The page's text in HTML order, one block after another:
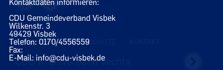
IMPRESSUM DATENSCHUTZ
CDU Kreisverband Vechta
Kontaktdaten informieren:
CDU Gemeindeverband Visbek
Wilkenstr. 3
49429 Visbek
Telefon: 0170/4556559
Fax:
E-Mail: info@cdu-visbek.de